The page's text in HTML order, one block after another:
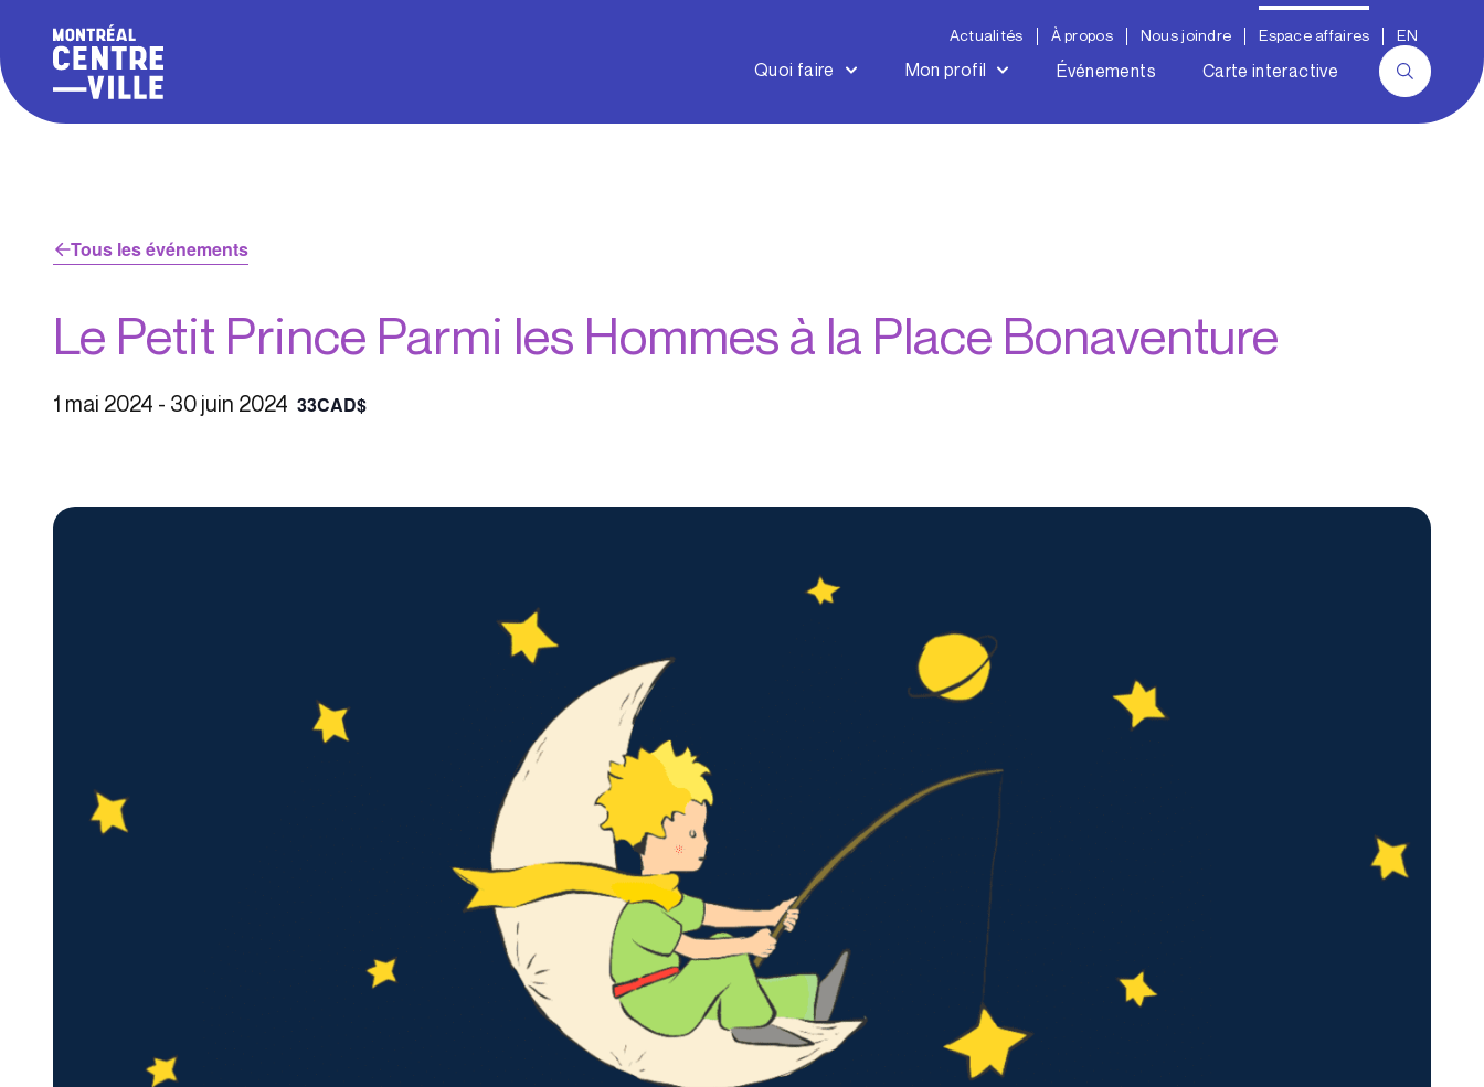
Actualités À propos Nous joindre Espace affaires EN
Quoi faire Mon profil Événements Carte interactive
Tous les événements
Le Petit Prince Parmi les Hommes à la Place Bonaventure
1 mai 2024 - 30 juin 2024 33CAD$